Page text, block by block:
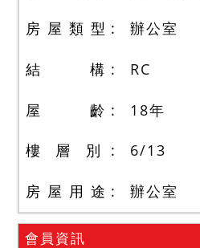
房 屋 類 型 辦公室
結 構 RC
屋 齡 18年
樓 層 別 6/13
房 屋 用 途 辦公室
會員資訊